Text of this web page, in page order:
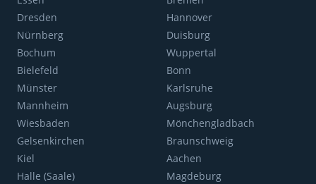
Dresden
Hannover
Nürnberg
Duisburg
Bochum
Wuppertal
Bielefeld
Bonn
Münster
Karlsruhe
Mannheim
Augsburg
Wiesbaden
Mönchengladbach
Gelsenkirchen
Braunschweig
Kiel
Aachen
Halle (Saale)
Magdeburg